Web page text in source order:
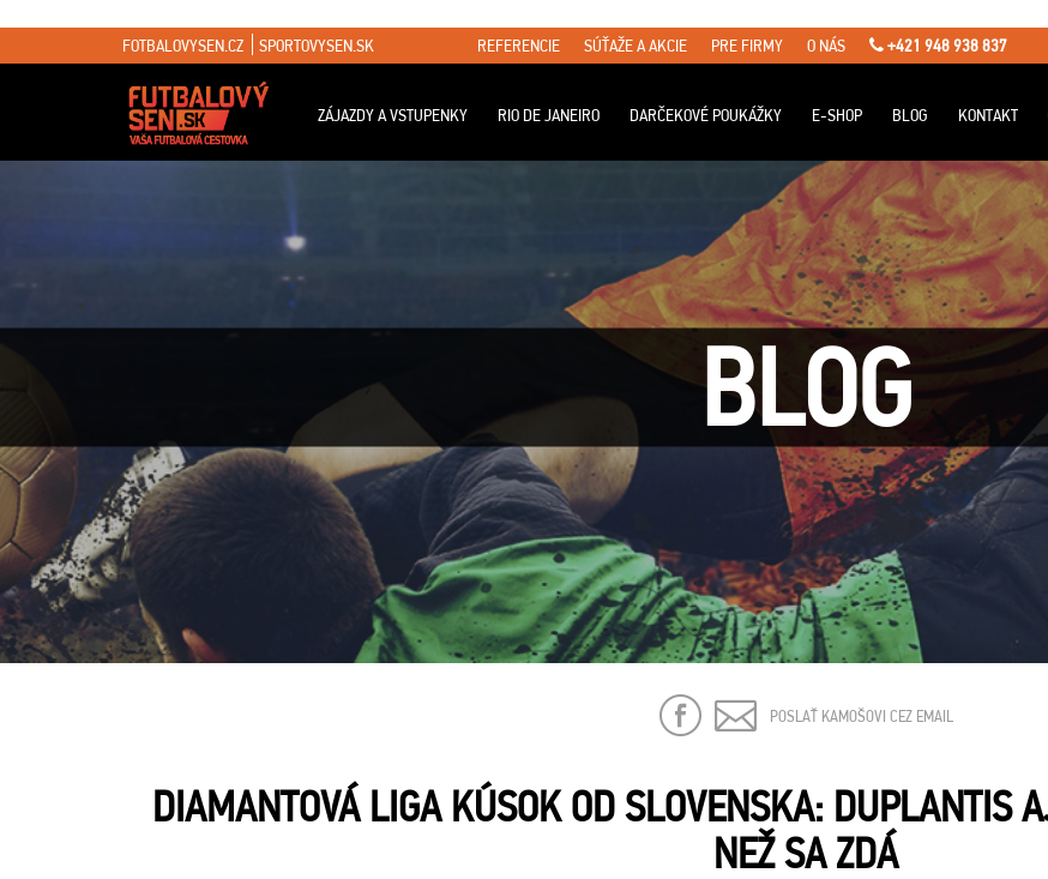
FOTBALOVYSEN.CZ SPORTOVYSEN.SK REFERENCIE SÚŤAŽE A AKCIE PRE FIRMY O NÁS +421 948 938 837
ZÁJAZDY A VSTUPENKY RIO DE JANEIRO DARČEKOVÉ POUKÁŽKY E-SHOP BLOG KONTAKT
BLOG
POSLAŤ KAMOŠOVI CEZ EMAIL
DIAMANTOVÁ LIGA KÚSOK OD SLOVENSKA: DUPLANTIS
NEŽ SA ZDÁ